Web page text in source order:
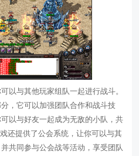
以与其他玩家组队一起进行战斗。
，它可以加强团队合作和战斗技
以与好友一起成为无敌的小队，共
还提供了公会系统，让你可以与其
共同参与公会战等活动，享受团队